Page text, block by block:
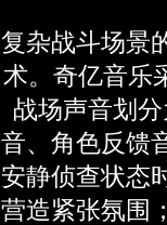
复杂战斗场景
术。奇亿音乐
战场声音划
音、角色反馈
安静侦查状态
营造紧张氛围